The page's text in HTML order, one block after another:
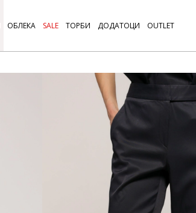
ОБЛЕКА SALE ТОРБИ ДОДАТОЦИ OUTLET